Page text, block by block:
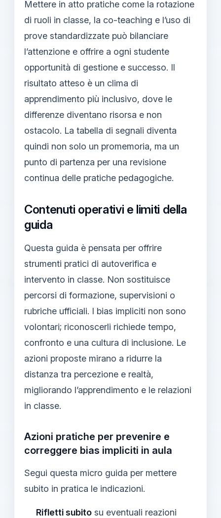
Mettere in atto pratiche come la rotazione
di ruoli in classe, la co-teaching e l’uso di
prove standardizzate può bilanciare
l’attenzione e offrire a ogni studente
opportunità di gestione e successo. Il
risultato atteso è un clima di
apprendimento più inclusivo, dove le
differenze diventano risorsa e non
ostacolo. La tabella di segnali diventa
quindi non solo un promemoria, ma un
punto di partenza per una revisione
continua delle pratiche pedagogiche.
Contenuti operativi e limiti della
guida
Questa guida è pensata per offrire
strumenti pratici di autoverifica e
intervento in classe. Non sostituisce
percorsi di formazione, supervisioni o
rubriche ufficiali. I bias impliciti non sono
volontari; riconoscerli richiede tempo,
confronto e una cultura di inclusione. Le
azioni proposte mirano a ridurre la
distanza tra percezione e realtà,
migliorando l’apprendimento e le relazioni
in classe.
Azioni pratiche per prevenire e
correggere bias impliciti in aula
Segui questa micro guida per mettere
subito in pratica le indicazioni.
Rifletti subito su eventuali reazioni